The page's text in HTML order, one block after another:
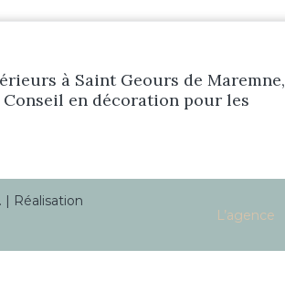
à Saint Geours de Maremne,
en décoration pour les
Réalisation
L’agence